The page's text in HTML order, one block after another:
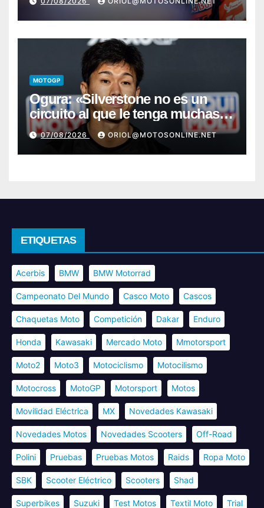
MOTOGP
Ogura: «Silverstone no es un
circuito al que le tenga muchas
ganas»
07/08/2026 ORIOL@MOTOSONLINE.NET
ETIQUETAS
Acerbis BMW BMW Motorrad
Campeonato Del Mundo Casco Moto Cascos
Chaquetas Moto Competición Dakar Enduro
Honda Kawasaki Mercado Moto Mmotorsport
Moto2 Moto3 Motociclismo Motocilismo
Motocross MotoGP Motorsport Motos
Movilidad Eléctrica MX Novedades Kawasaki
Novedades Motos Novedades Scooters Off-Road
Polini Pruebas Pruebas Motos Raids Ropa Moto
SBK Scooter Eléctrico Scooters Shad
Superbikes Suzuki Test Motos Textil Moto Trial